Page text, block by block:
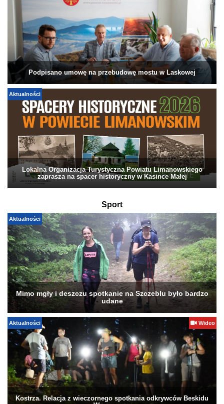
Podpisano umowę na przebudowę mostu w Laskowej
Aktualności
Lokalna Organizacja Turystyczna Powiatu Limanowskiego
zaprasza na spacer historyczny w Kasince Małej
Sport
Aktualności
Mimo mgły i deszczu spotkanie na Szczeblu było bardzo
udane
Aktualności Wideo
Kostrza. Relacja z wieczornego spotkania odkrywców Beskidu